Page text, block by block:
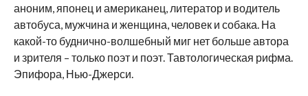
аноним, японец и американец, литератор и водитель
автобуса, мужчина и женщина, человек и собака. На
какой-то буднично-волшебный миг нет больше автора
и зрителя – только поэт и поэт. Тавтологическая рифма.
Эпифора, Нью-Джерси.